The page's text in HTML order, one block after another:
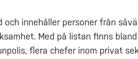
innehåller personer från
Med på listan finns
flera chefer inom privat